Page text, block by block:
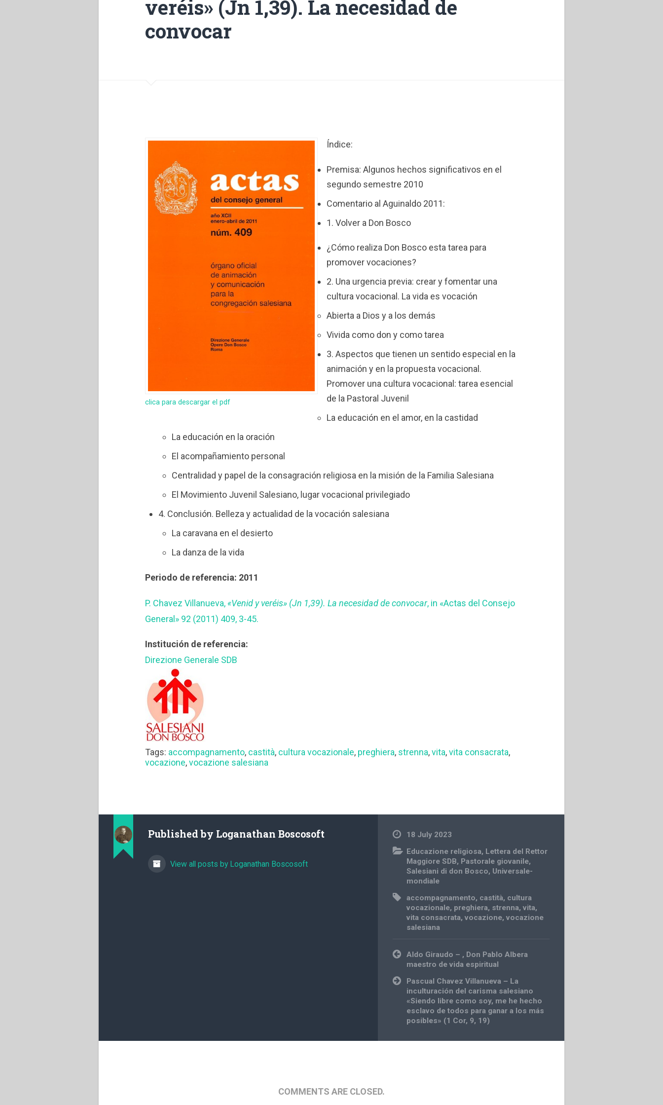
veréis» (Jn 1,39). La necesidad de
convocar
clica para descargar el pdf
Índice:
Premisa: Algunos hechos significativos en el
segundo semestre 2010
Comentario al Aguinaldo 2011:
1. Volver a Don Bosco
¿Cómo realiza Don Bosco esta tarea para
promover vocaciones?
2. Una urgencia previa: crear y fomentar una
cultura vocacional. La vida es vocación
Abierta a Dios y a los demás
Vivida como don y como tarea
3. Aspectos que tienen un sentido especial en la
animación y en la propuesta vocacional.
Promover una cultura vocacional: tarea esencial
de la Pastoral Juvenil
La educación en el amor, en la castidad
La educación en la oración
El acompañamiento personal
Centralidad y papel de la consagración religiosa en la misión de la Familia Salesiana
El Movimiento Juvenil Salesiano, lugar vocacional privilegiado
4. Conclusión. Belleza y actualidad de la vocación salesiana
La caravana en el desierto
La danza de la vida
Periodo de referencia: 2011
P. Chavez Villanueva, «Venid y veréis» (Jn 1,39). La necesidad de convocar, in «Actas del Consejo
General» 92 (2011) 409, 3-45.
Institución de referencia:
Direzione Generale SDB
Tags: accompagnamento, castità, cultura vocazionale, preghiera, strenna,vita,vita consacrata,
vocazione,vocazione salesiana
Published by Loganathan Boscosoft
View all posts by Loganathan Boscosoft
18 July 2023
Educazione religiosa, Lettera del Rettor
Maggiore SDB, Pastorale giovanile,
Salesiani di don Bosco, Universale-
mondiale
accompagnamento, castità, cultura
vocazionale, preghiera, strenna,vita,
vita consacrata,vocazione,vocazione
salesiana
Post
navigation
Aldo Giraudo – , Don Pablo Albera
maestro de vida espiritual
Pascual Chavez Villanueva – La
inculturación del carisma salesiano
«Siendo libre como soy, me he hecho
esclavo de todos para ganar a los más
posibles» (1 Cor, 9, 19)
COMMENTS ARE CLOSED.